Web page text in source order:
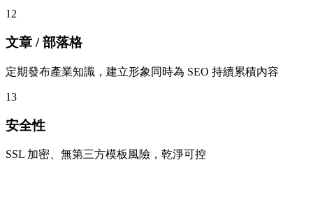
12
文章 / 部落格
定期發布產業知識，建立形象同時為 SEO 持續累積內容
13
安全性
SSL 加密、無第三方模板風險，乾淨可控